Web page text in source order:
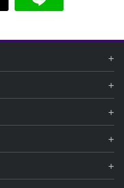
ษา
สตร์ สำหรับนักศึกษา กศน.
ร์เพื่อการศึกษา